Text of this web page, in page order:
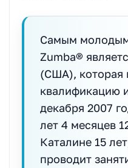
Самым
Zumba®
(США), которая
квалификацию
декабря 2007
лет 4 месяцев
Каталине 15
проводит